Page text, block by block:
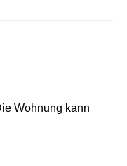
Wohnung kann